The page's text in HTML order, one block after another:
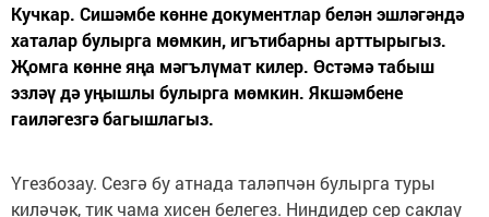
Кучкар. Сишәмбе көнне документлар белән эшләгәндә
хаталар булырга мөмкин, игътибарны арттырыгыз.
Җомга көнне яңа мәгълүмат килер. Өстәмә табыш
эзләү дә уңышлы булырга мөмкин. Якшәмбене
гаиләгезгә багышлагыз.
Үгезбозау. Сезгә бу атнада таләпчән булырга туры
киләчәк, тик чама хисен белегез. Ниндидер сер саклау